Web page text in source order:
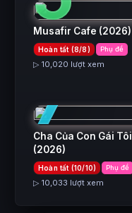
Musafir Cafe (2026)
Hoàn tất (8/8) Phụ đề
▷ 10,020 lượt xem
7
Cha Của Con Gái Tôi
(2026)
Hoàn tất (10/10) Phụ đề
▷ 10,033 lượt xem